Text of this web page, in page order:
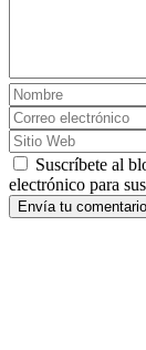
Suscríbete al
electrónico para
Envía tu comentario